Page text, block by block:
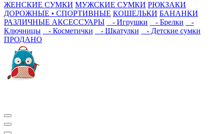
ЖЕНСКИЕ СУМКИ МУЖСКИЕ СУМКИ РЮКЗАКИ
ДОРОЖНЫЕ • СПОРТИВНЫЕ КОШЕЛЬКИ БАНАНКИ
РАЗЛИЧНЫЕ АКСЕССУАРЫ
- Игрушки - Брелки
-
Ключницы
- Косметички - Шкатулки
- Детские сумки
ПРОДАНО